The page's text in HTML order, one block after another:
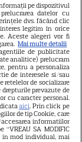
pe dispozitivul
datelor cu
dvs. făcând clic
legitim în orice
Aceste alegeri vor fi
Mai multe detalii
de publicitate
analitice) prelucram
pentru a personaliza
de interesele si/sau
retelelor de socializare
prevazute de
cu caracter personal.
aici. Prin click pe
de tip Cookie, care
informatiilor
SA MODIFIC
in mod individual, mai